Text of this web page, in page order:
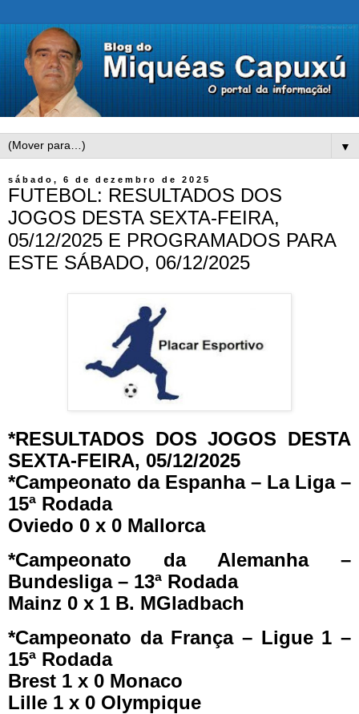
▼
sábado, 6 de dezembro de 2025
FUTEBOL: RESULTADOS DOS
JOGOS DESTA SEXTA-FEIRA,
05/12/2025 E PROGRAMADOS PARA
ESTE SÁBADO, 06/12/2025
*RESULTADOS DOS JOGOS DESTA
SEXTA-FEIRA, 05/12/2025
*Campeonato da Espanha – La Liga –
15ª Rodada
Oviedo 0 x 0 Mallorca
*Campeonato da Alemanha –
Bundesliga – 13ª Rodada
Mainz 0 x 1 B. MGladbach
*Campeonato da França – Ligue 1 –
15ª Rodada
Brest 1 x 0 Monaco
Lille 1 x 0 Olympique